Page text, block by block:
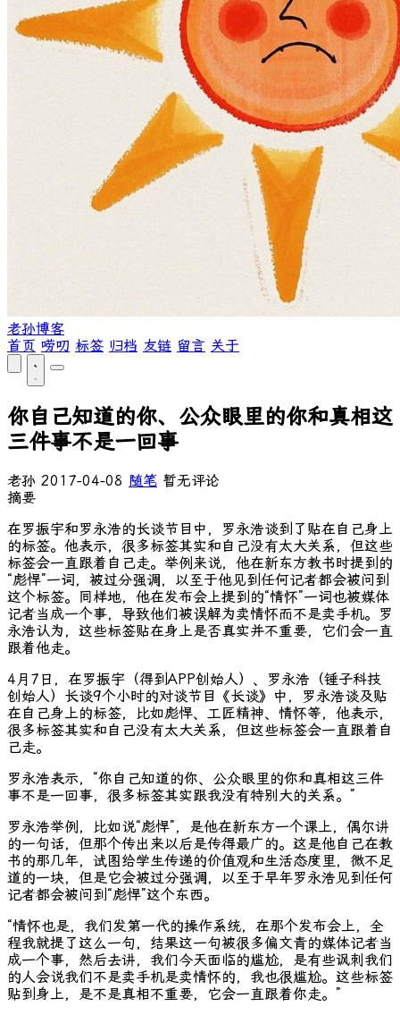
老孙博客
首页 唠叨 标签 归档 友链 留言 关于
你自己知道的你、公众眼里的你和真相这
三件事不是一回事
老孙 2017-04-08 随笔 暂无评论
摘要
在罗振宇和罗永浩的长谈节目中，罗永浩谈到了贴在自己身上
的标签。他表示，很多标签其实和自己没有太大关系，但这些
标签会一直跟着自己走。举例来说，他在新东方教书时提到的
“彪悍”一词，被过分强调，以至于他见到任何记者都会被问到
这个标签。同样地，他在发布会上提到的“情怀”一词也被媒体
记者当成一个事，导致他们被误解为卖情怀而不是卖手机。罗
永浩认为，这些标签贴在身上是否真实并不重要，它们会一直
跟着他走。
4月7日，在罗振宇（得到APP创始人）、罗永浩（锤子科技
创始人）长谈9个小时的对谈节目《长谈》中，罗永浩谈及贴
在自己身上的标签，比如彪悍、工匠精神、情怀等，他表示，
很多标签其实和自己没有太大关系，但这些标签会一直跟着自
己走。
罗永浩表示，“你自己知道的你、公众眼里的你和真相这三件
事不是一回事，很多标签其实跟我没有特别大的关系。”
罗永浩举例，比如说“彪悍”，是他在新东方一个课上，偶尔讲
的一句话，但那个传出来以后是传得最广的。这是他自己在教
书的那几年，试图给学生传递的价值观和生活态度里，微不足
道的一块，但是它会被过分强调，以至于早年罗永浩见到任何
记者都会被问到“彪悍”这个东西。
“情怀也是，我们发第一代的操作系统，在那个发布会上，全
程我就提了这么一句，结果这一句被很多偏文青的媒体记者当
成一个事，然后去讲，我们今天面临的尴尬，是有些讽刺我们
的人会说我们不是卖手机是卖情怀的，我也很尴尬。这些标签
贴到身上，是不是真相不重要，它会一直跟着你走。”